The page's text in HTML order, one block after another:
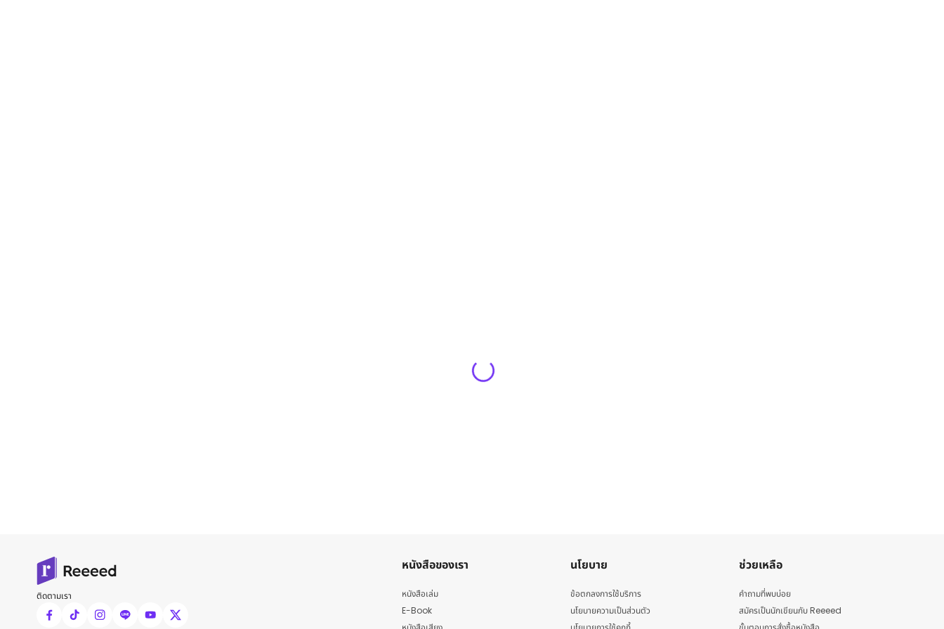
ติดตามเรา
หนังสือของเรา
หนังสือเล่ม
E-Book
นโยบาย
ข้อตกลงการใช้บริการ
นโยบายความเป็นส่วนตัว
ช่วยเหลือ
คำถามที่พบบ่อย
สมัครเป็นนักเขียนกับ Reeeed